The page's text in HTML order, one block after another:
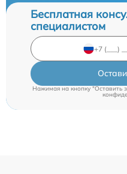
Бесплатная
специалистом
Нажимая на кнопку "Оставить